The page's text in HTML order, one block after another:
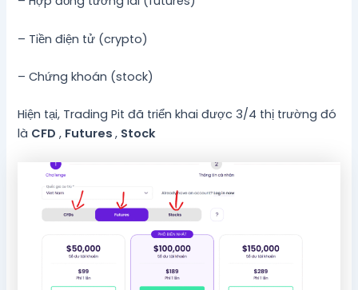
– Tiền điện tử (crypto)
– Chứng khoán (stock)
Hiện tại, Trading Pit đã triển khai được 3/4 thị trường đó
là CFD , Futures, Stock